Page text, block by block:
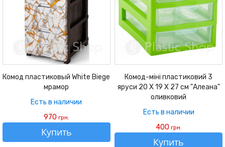
Комод пластиковый White Biege
мрамор
Есть в наличии
970 грн.
Купить
Комод-міні пластиковий 3
яруси 20 Х 19 Х 27 см "Алеана"
оливковий
Есть в наличии
400 грн.
Купить